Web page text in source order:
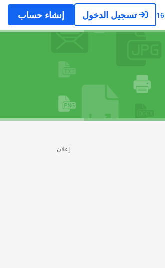
16 تسجيل الدخول إنشاء حساب
إعلان